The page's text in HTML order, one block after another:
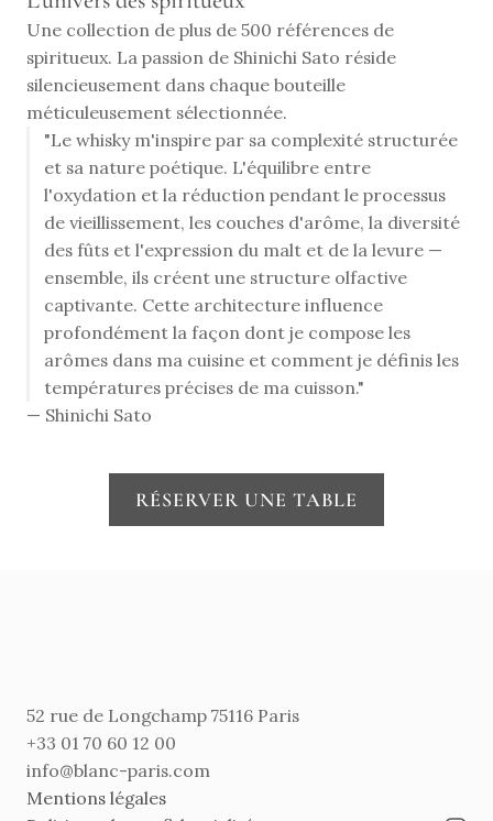
Une collection de plus de 500 références de
spiritueux. La passion de Shinichi Sato réside
silencieusement dans chaque bouteille
méticuleusement sélectionnée.
"Le whisky m'inspire par sa complexité structurée
et sa nature poétique. L'équilibre entre
l'oxydation et la réduction pendant le processus
de vieillissement, les couches d'arôme, la diversité
des fûts et l'expression du malt et de la levure —
ensemble, ils créent une structure olfactive
captivante. Cette architecture influence
profondément la façon dont je compose les
arômes dans ma cuisine et comment je définis les
températures précises de ma cuisson."
— Shinichi Sato
RÉSERVER UNE TABLE
52 rue de Longchamp 75116 Paris
+33 01 70 60 12 00
info@blanc-paris.com
Mentions légales